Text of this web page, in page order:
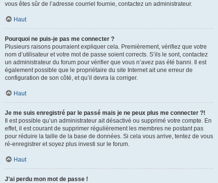
vous êtes sûr de l’adresse courriel fournie, contactez un administrateur.
Haut
Pourquoi ne puis-je pas me connecter ?
Plusieurs raisons pourraient expliquer cela. Premièrement, vérifiez que votre
nom d’utilisateur et votre mot de passe soient corrects. S’ils le sont, contactez
un administrateur du forum pour vérifier que vous n’avez pas été banni. Il est
également possible que le propriétaire du site Internet ait une erreur de
configuration de son côté, et qu’il devra la corriger.
Haut
Je me suis enregistré par le passé mais je ne peux plus me connecter ?!
Il est possible qu’un administrateur ait désactivé ou supprimé votre compte. En
effet, il est courant de supprimer régulièrement les membres ne postant pas
pour réduire la taille de la base de données. Si cela vous arrive, tentez de vous
ré-enregistrer et soyez plus investi sur le forum.
Haut
J’ai perdu mon mot de passe !